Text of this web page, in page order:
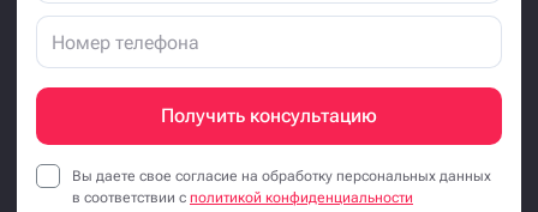
Получить консультацию
Вы даете свое согласие на обработку персональных данных
в соответствии с политикой конфиденциальности